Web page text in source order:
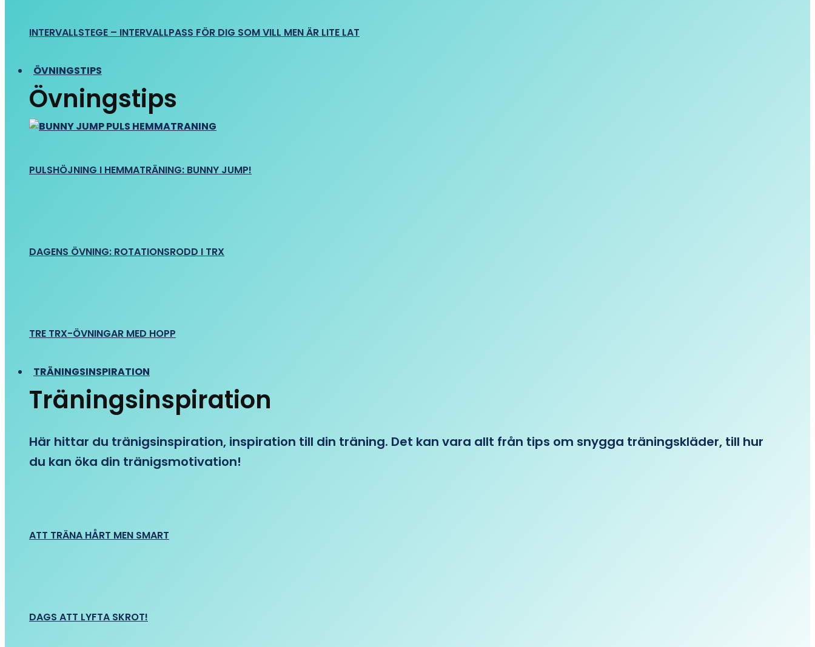
INTERVALLSTEGE – INTERVALLPASS FÖR DIG SOM VILL MEN ÄR LITE LAT
ÖVNINGSTIPS
Övningstips
PULSHÖJNING I HEMMATRÄNING: BUNNY JUMP!
DAGENS ÖVNING: ROTATIONSRODD I TRX
TRE TRX-ÖVNINGAR MED HOPP
TRÄNINGSINSPIRATION
Träningsinspiration
Här hittar du tränigsinspiration, inspiration till din träning. Det kan vara allt från tips om snygga träningskläder, till hur
du kan öka din tränigsmotivation!
ATT TRÄNA HÅRT MEN SMART
DAGS ATT LYFTA SKROT!